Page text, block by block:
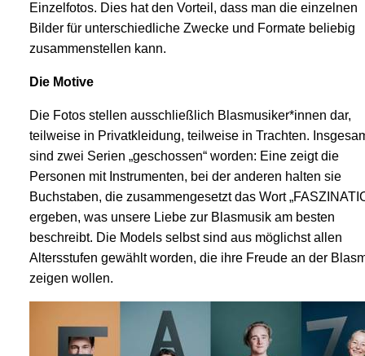
Einzelfotos. Dies hat den Vorteil, dass man die einzelnen
Bilder für unterschiedliche Zwecke und Formate beliebig
zusammenstellen kann.
Die Motive
Die Fotos stellen ausschließlich Blasmusiker*innen dar,
teilweise in Privatkleidung, teilweise in Trachten.
sind zwei Serien „geschossen“ worden: Eine zeigt die
Personen mit Instrumenten, bei der anderen halten sie
Buchstaben, die zusammengesetzt das Wort
ergeben, was unsere Liebe zur Blasmusik am besten
beschreibt. Die Models selbst sind aus möglichst allen
Altersstufen gewählt worden, die ihre Freude an der
zeigen wollen.